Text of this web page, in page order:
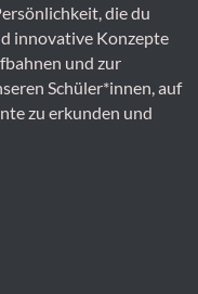
die du
innovative Konzepte
und zur
Schüler*innen, auf
zu erkunden und